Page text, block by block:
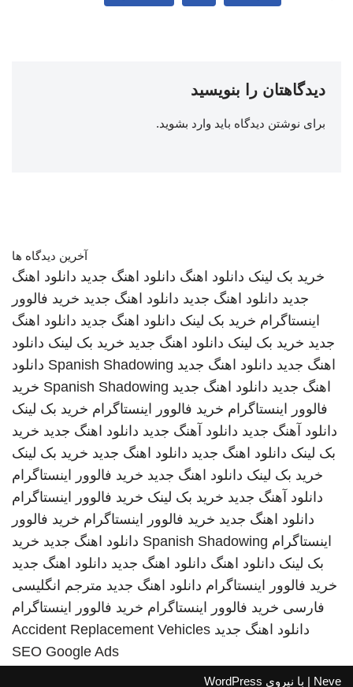
دیدگاهتان را بنویسید
برای نوشتن دیدگاه باید وارد بشوید.
آخرین دیدگاه ها
خرید بک لینک دانلود اهنگ دانلود اهنگ جدید دانلود اهنگ
جدید دانلود اهنگ جدید دانلود اهنگ جدید خرید فالوور
اینستاگرام خرید بک لینک دانلود اهنگ جدید دانلود اهنگ
جدید خرید بک لینک دانلود اهنگ جدید خرید بک لینک دانلود
اهنگ جدید دانلود اهنگ جدید Spanish Shadowing دانلود
اهنگ جدید دانلود اهنگ جدید Spanish Shadowing خرید
فالوور اینستاگرام خرید فالوور اینستاگرام خرید بک لینک
دانلود آهنگ جدید دانلود آهنگ جدید دانلود اهنگ جدید خرید
بک لینک دانلود اهنگ جدید دانلود اهنگ جدید خرید بک لینک
خرید بک لینک دانلود اهنگ جدید خرید فالوور اینستاگرام
دانلود آهنگ جدید خرید بک لینک خرید فالوور اینستاگرام
دانلود اهنگ جدید خرید فالوور اینستاگرام خرید فالوور
اینستاگرام Spanish Shadowing دانلود اهنگ جدید خرید
بک لینک دانلود اهنگ دانلود اهنگ جدید دانلود اهنگ جدید
خرید فالوور اینستاگرام دانلود اهنگ جدید مترجم انگلیسی
فارسی خرید فالوور اینستاگرام خرید فالوور اینستاگرام
دانلود اهنگ جدید Accident Replacement Vehicles
SEO Google Ads
Neve | با نیروی WordPress